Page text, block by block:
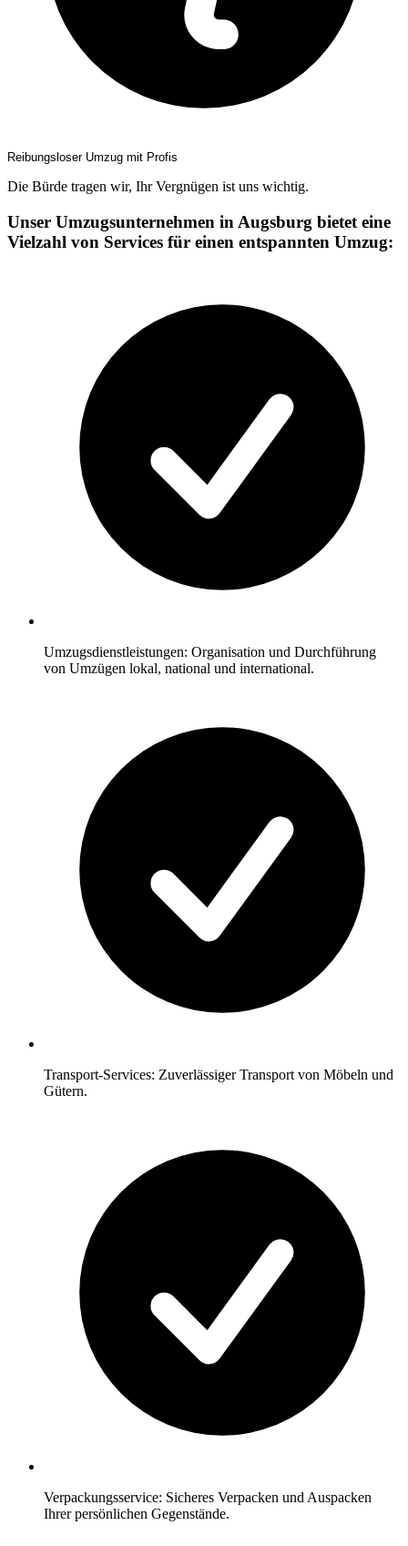
Reibungsloser Umzug mit Profis
Die Bürde tragen wir, Ihr Vergnügen ist uns wichtig.
Unser Umzugsunternehmen in Augsburg bietet eine
Vielzahl von Services für einen entspannten Umzug:
Umzugsdienstleistungen: Organisation und Durchführung
von Umzügen lokal, national und international.
Transport-Services: Zuverlässiger Transport von Möbeln und
Gütern.
Verpackungsservice: Sicheres Verpacken und Auspacken
Ihrer persönlichen Gegenstände.